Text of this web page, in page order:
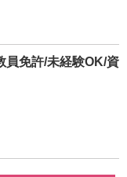
員免許/未経験OK/資